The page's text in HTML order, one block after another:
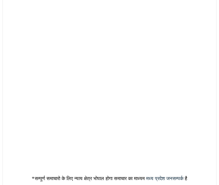
*सम्पूर्ण समाचारो के लिए न्याय क्षेत्र भोपाल होगा समाचार का माध्यममध्य प्रदेश जनसम्पर्कहै